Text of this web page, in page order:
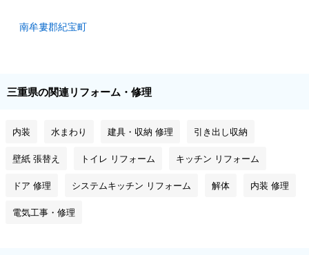
南牟婁郡紀宝町
三重県の関連リフォーム・修理
内装 水まわり 建具・収納 修理 引き出し収納
壁紙 張替え トイレ リフォーム キッチン リフォーム
ドア 修理 システムキッチン リフォーム 解体 内装 修理
電気工事・修理